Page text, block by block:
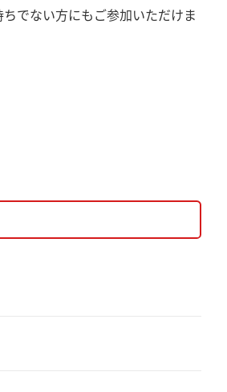
でない方にもご参加いただけま